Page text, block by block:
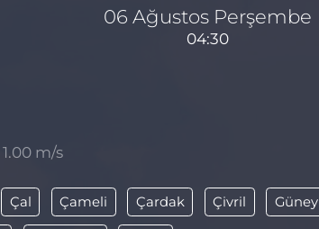
06 Ağustos Perşembe
04:30
m/s
Çal Çameli Çardak Çivril Güney